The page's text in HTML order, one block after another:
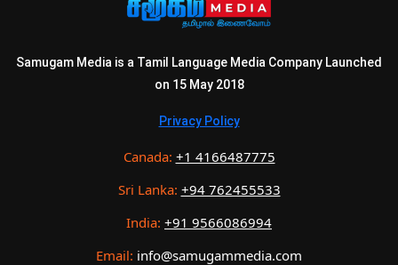
Samugam Media is a Tamil Language Media Company Launched
on 15 May 2018
Privacy Policy
Canada: +1 4166487775
Sri Lanka: +94 762455533
India: +91 9566086994
Email: info@samugammedia.com